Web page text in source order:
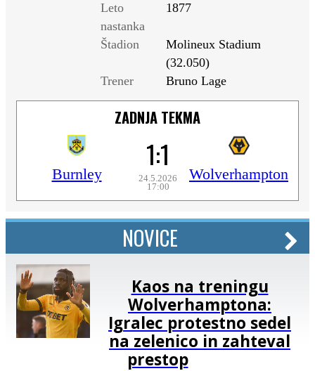
Leto
nastanka
1877
Štadion
Molineux Stadium
(32.050)
Trener
Bruno Lage
ZADNJA TEKMA
Burnley
1:1
24.5.2026
17:00
Wolverhampton
NOVICE
Kaos na treningu
Wolverhamptona:
Igralec protestno sedel
na zelenico in zahteval
prestop